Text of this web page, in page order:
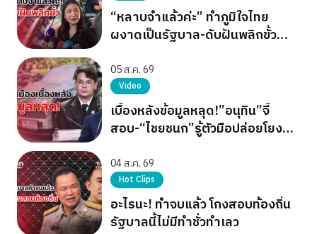
“หลาบจำแล้วค่ะ” ทำภูมิใจไทย
ผงาดเป็นรัฐบาล-ดับฝันพลิกขั้ว
05 ส.ค. 69
Video
เบื้องหลังข้อมูลหลุด!”อนุทิน”จี้
สอบ-“ไชยชนก”รู้ตัวมือปล่อยโยง
04 ส.ค. 69
Hot Clips
อะไรนะ! ทำจบแล้ว โกงสอบท้องถิ่น
รัฐบาลนี้ไม่มีทำชั่วทำเลว